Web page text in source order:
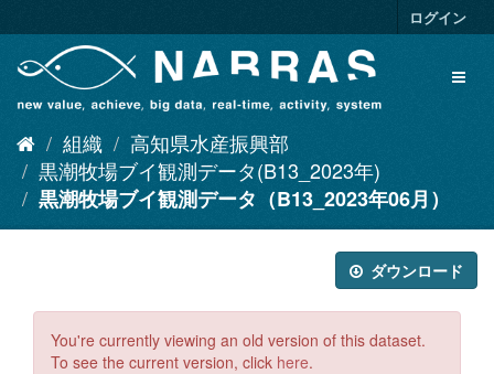
キ
ログイン
組織
高知県水産振興部
黒潮牧場ブイ観測データ(B13_2023年)
黒潮牧場ブイ観測データ（B13_2023年06月）
ダウンロード
You're currently viewing an old version of this dataset.
To see the current version, click here.